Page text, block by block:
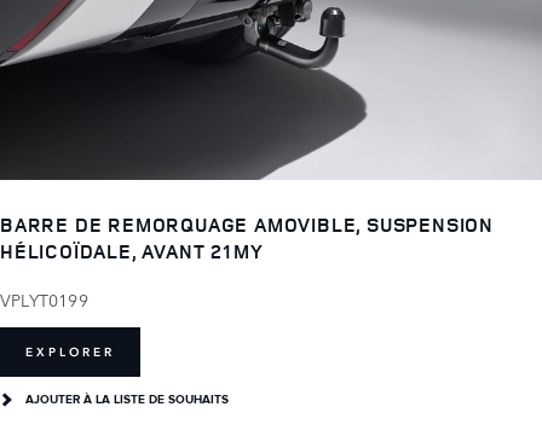
BARRE DE REMORQUAGE AMOVIBLE, SUSPENSION
HÉLICOÏDALE, AVANT 21MY
VPLYT0199
EXPLORER
AJOUTER À LA LISTE DE SOUHAITS